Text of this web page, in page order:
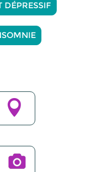
DÉPRESSIF